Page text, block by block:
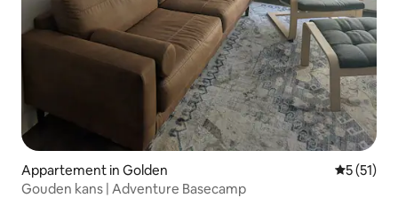
Appartement in Golden
5 (51)
Gouden kans | Adventure Basecamp